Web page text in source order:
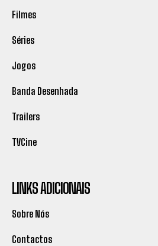
Filmes
Séries
Jogos
Banda Desenhada
Trailers
TVCine
LINKS ADICIONAIS
Sobre Nós
Contactos